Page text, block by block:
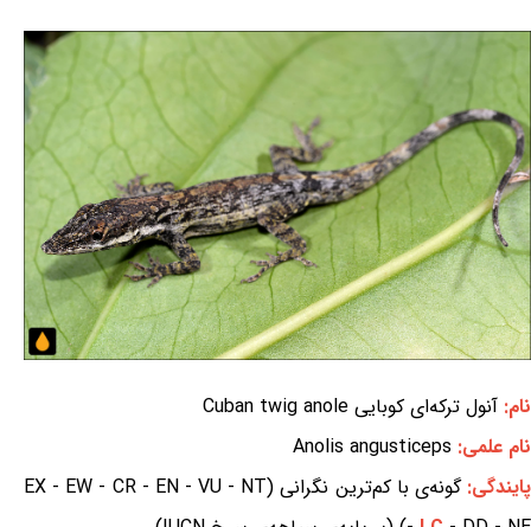
نام: آنول ترکه‌ای کوبایی Cuban twig anole
نام علمی: Anolis angusticeps
پایندگی:
گونه‌ی با کم‌ترین نگرانی (EX - EW - CR - EN - VU - NT